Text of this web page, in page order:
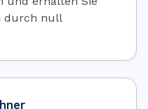
durch null